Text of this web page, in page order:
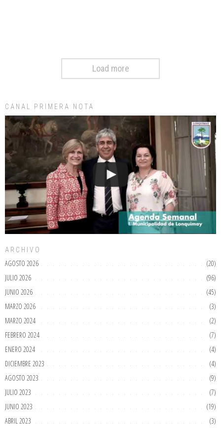
Load more
CANAL PRIMERA NOTA
ARCHIVO
AGOSTO 2026
(20)
JULIO 2026
(96)
JUNIO 2026
(45)
MARZO 2026
(3)
MARZO 2024
(2)
FEBRERO 2024
(7)
ENERO 2024
(4)
DICIEMBRE 2023
(4)
AGOSTO 2023
(9)
JULIO 2023
(7)
JUNIO 2023
(19)
ABRIL 2023
(3)